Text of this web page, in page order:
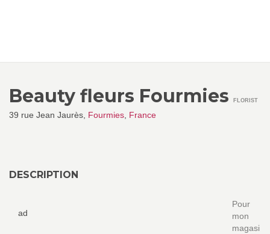
Beauty fleurs Fourmies
39 rue Jean Jaurès, Fourmies France
FLORIST
DESCRIPTION
ad
Pour
mon
magasi